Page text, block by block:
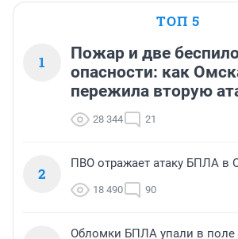
ТОП 5
1
Пожар и две
опасности: как
пережила вторую
28 344 21
2
ПВО отражает атаку БПЛА в
18 490 90
Обломки БПЛА упали в поле